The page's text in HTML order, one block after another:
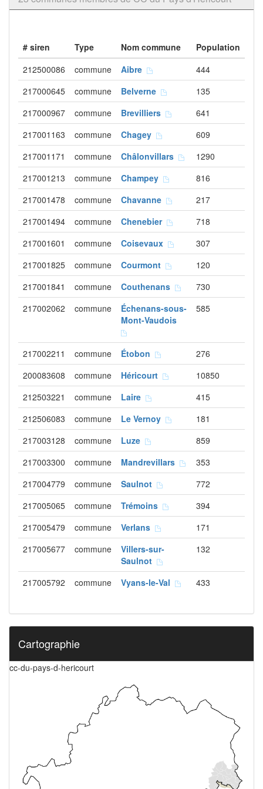
# siren Type Nom commune
Population
212500086
commune Aibre
444
217000645
commune Belverne
135
217000967
commune Brevilliers
641
217001163
commune Chagey
609
217001171
commune Châlonvillars
1290
217001213
commune Champey
816
217001478
commune Chavanne
217
217001494
commune Chenebier
718
217001601
commune Coisevaux
307
217001825
commune Courmont
120
217001841
commune Couthenans
730
217002062
commune
Échenans-sous-
Mont-Vaudois
585
217002211 commune Étobon
276
200083608
commune Héricourt
10850
212503221
commune Laire
415
212506083
commune Le Vernoy
181
217003128
commune Luze
859
217003300
commune Mandrevillars
353
217004779
commune Saulnot
772
217005065
commune Trémoins
394
217005479
commune Verlans
171
217005677
commune
Villers-sur-
Saulnot
132
217005792 commune Vyans-le-Val 433
Cartographie
cc-du-pays-d-hericourt